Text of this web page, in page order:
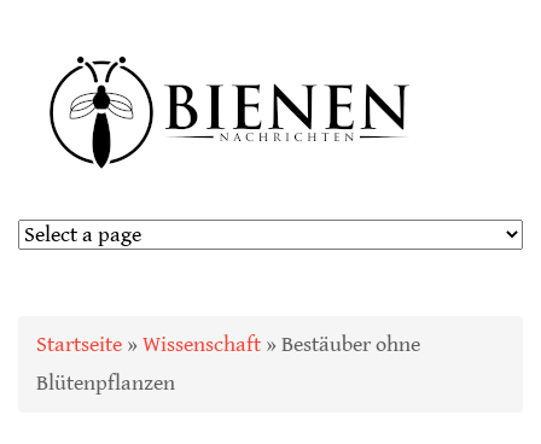
Sie sind hier
Startseite » Wissenschaft » Bestäuber ohne
Blütenpflanzen